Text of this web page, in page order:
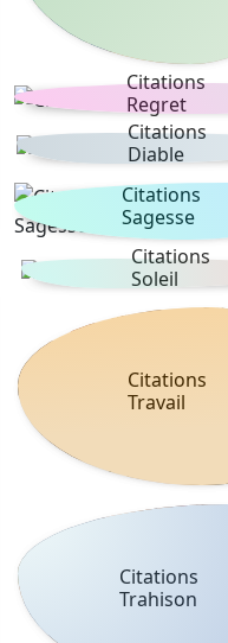
Citations
Regret
Citations
Diable
Citations
Sagesse
Citations
Soleil
Citations
Travail
Citations
Trahison